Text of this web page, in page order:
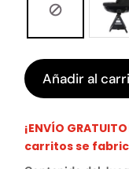
Añadir al
¡ENVÍO
carritos se